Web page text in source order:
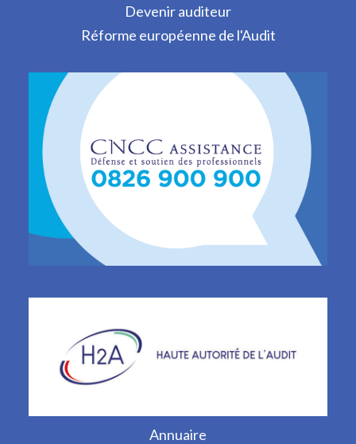
Devenir auditeur
Réforme européenne de l'Audit
Annuaire